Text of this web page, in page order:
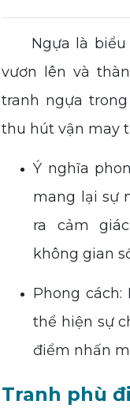
Ngựa là biểu
vươn lên và
tranh ngựa
thu hút vận may
Ý nghĩa
mang lại sự
ra cảm
không gian
Phong
thể hiện sự
điểm nhấn
Tranh phù